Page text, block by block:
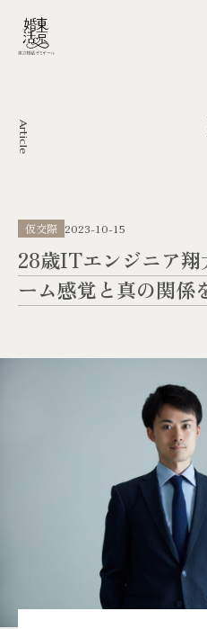
Article
仮交際 2023-10-15
28歳ITエンジニア
ーム感覚と真の関係